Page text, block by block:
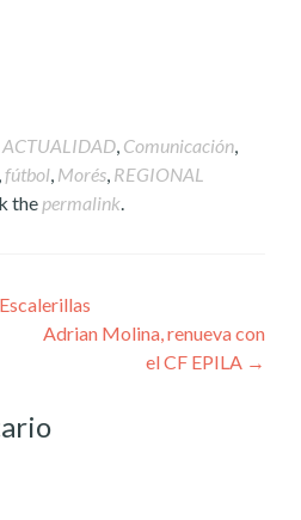
ACTUALIDAD, Comunicación,
,fútbol, Morés, REGIONAL
the permalink.
Adrian Molina, renueva con
el CF EPILA →